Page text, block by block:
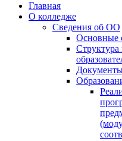
Главная
О колледже
Сведения об ОО
Основные